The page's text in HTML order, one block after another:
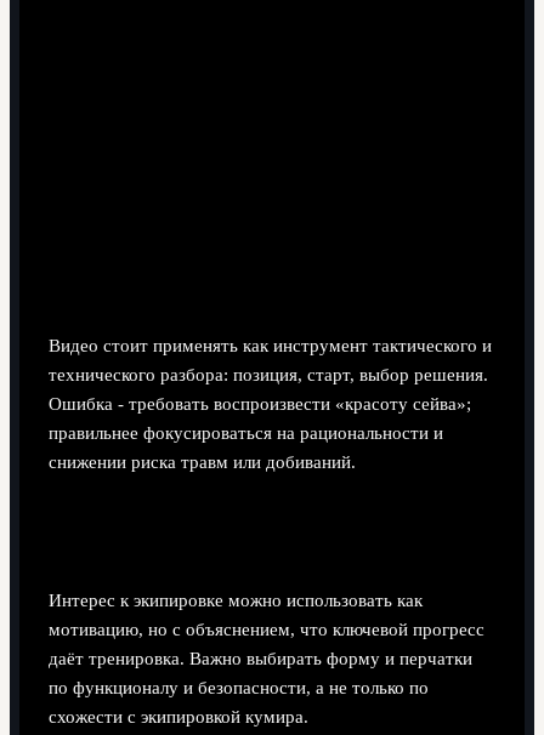
Видео стоит применять как инструмент тактического и
технического разбора: позиция, старт, выбор решения.
Ошибка - требовать воспроизвести «красоту сейва»;
правильнее фокусироваться на рациональности и
снижении риска травм или добиваний.
Интерес к экипировке можно использовать как
мотивацию, но с объяснением, что ключевой прогресс
даёт тренировка. Важно выбирать форму и перчатки
по функционалу и безопасности, а не только по
схожести с экипировкой кумира.